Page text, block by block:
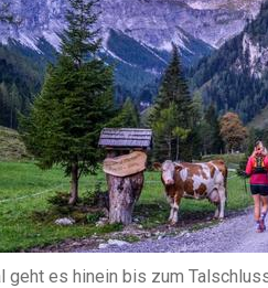
geht es hinein bis zum